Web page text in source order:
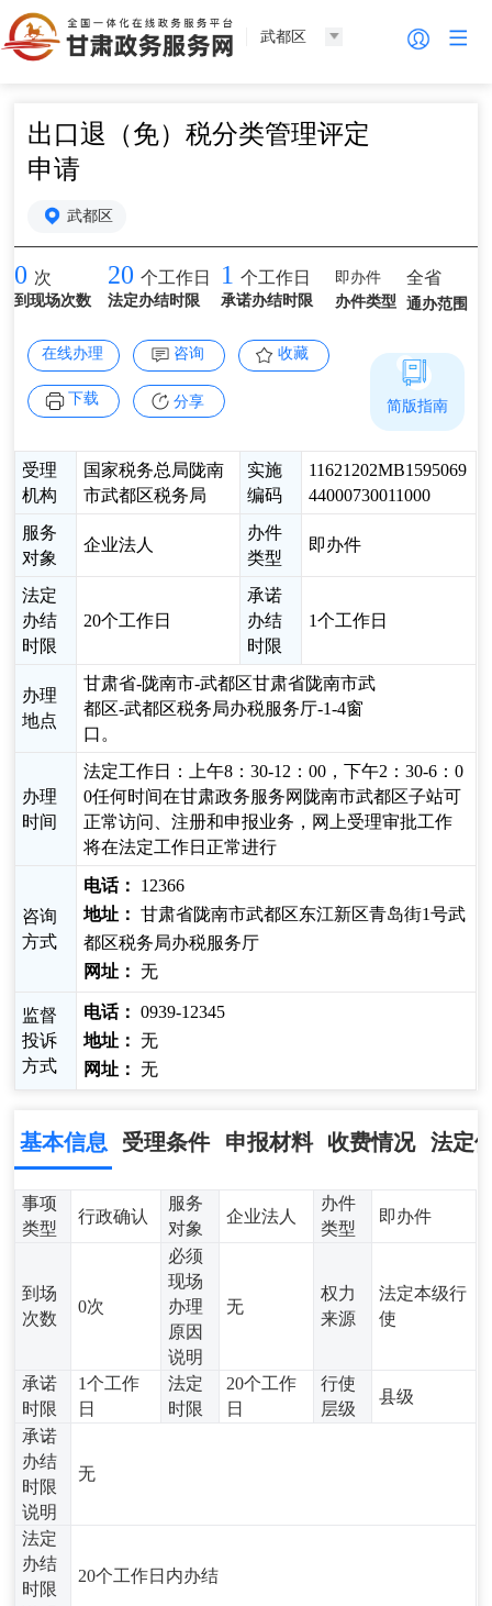
武都区
出口退（免）税分类管理评定
申请
武都区
0 次
到现场次数
20 个工作日
法定办结时限
1 个工作日
承诺办结时限
即办件
办件类型
全省
通办范围
在线办理 咨询 收藏
下载 分享
受理
机构
国家税务总局陇南
市武都区税务局
实施
编码
11621202MB1595069
44000730011000
服务
对象
企业法人
办件
类型
即办件
法定
办结
时限
20个工作日
承诺
办结
时限
1个工作日
办理
地点
甘肃省-陇南市-武都区甘肃省陇南市武
都区-武都区税务局办税服务厅-1-4窗
口。
办理
时间
法定工作日：上午8：30-12：00，下午2：30-6：0
0任何时间在甘肃政务服务网陇南市武都区子站可
正常访问、注册和申报业务，网上受理审批工作
将在法定工作日正常进行
咨询
方式
电话：
12366
地址： 甘肃省陇南市武都区东江新区青岛街1号武
都区税务局办税服务厅
网址： 无
监督
投诉
方式
电话： 0939-12345
地址： 无
网址： 无
简版指南
基本信息 受理条件 申报材料 收费情况 法定
事项
类型
行政确认
服务
对象
企业法人
办件
类型
即办件
到场
次数
0次
必须
现场
办理
原因
说明
无
权力
来源
法定本级行
使
承诺
时限
1个工作
日
法定
时限
20个工作
日
行使
层级
县级
承诺
办结
时限
说明
无
法定
办结
时限
20个工作日内办结